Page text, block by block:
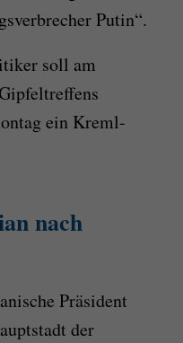
Putin“.
soll am
ein Kreml-
nach
Präsident
der